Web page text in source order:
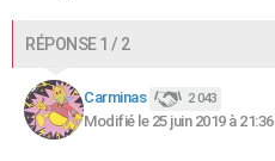
RÉPONSE 1 / 2
Carminas 2 043
Modifié le 25 juin 2019 à 21:36